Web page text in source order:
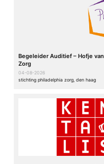
Begeleider Auditief – Hofje
Zorg
04-08-2026
stichting philadelphia zorg, den haag